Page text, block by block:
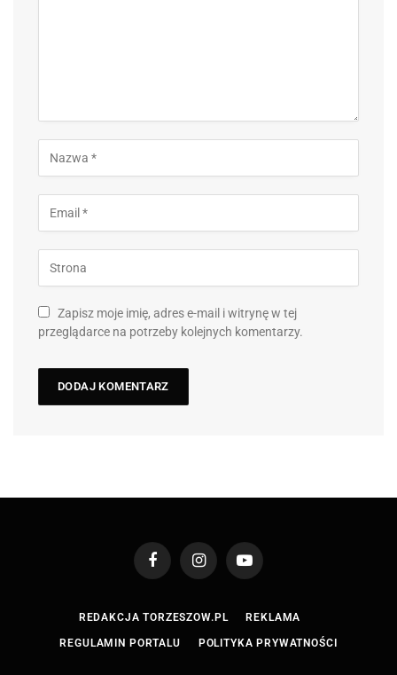
Zapisz moje imię, adres e-mail i witrynę w tej
przeglądarce na potrzeby kolejnych komentarzy.
FacebookInstagramYouTube
REDAKCJA TORZESZOW.PL REKLAMA
REGULAMIN PORTALU POLITYKA PRYWATNOŚCI